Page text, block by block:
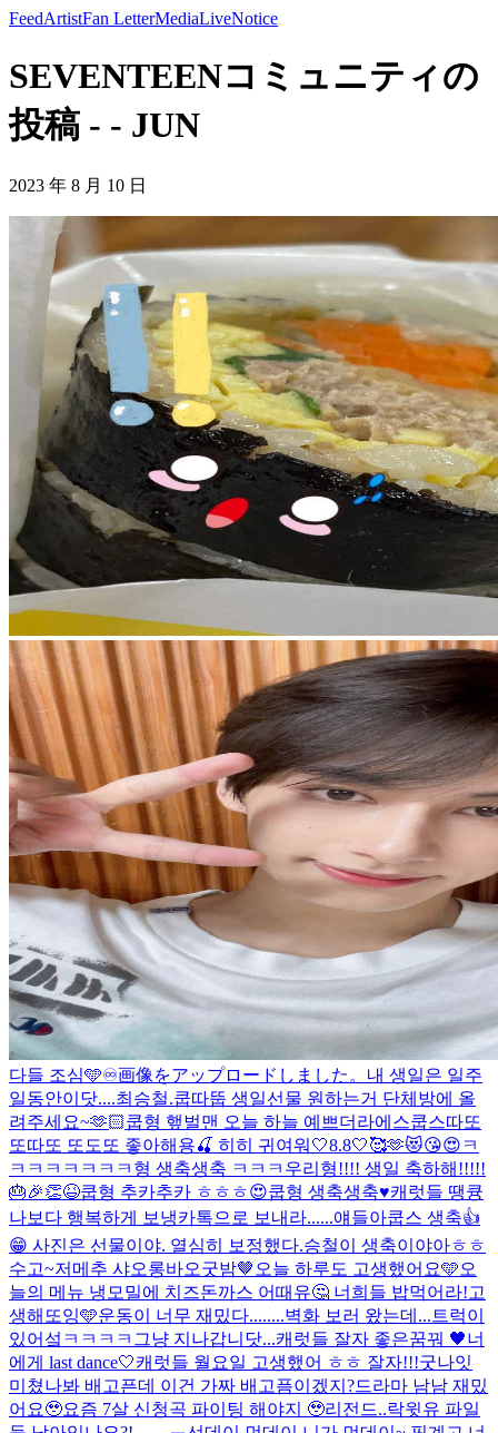
FeedArtistFan LetterMediaLiveNotice
SEVENTEENコミュニティの
投稿 - - JUN
2023 年 8 月 10 日
다들 조심🩵♾️画像をアップロードしました。 내 생일은 일주
일동안이닷....최승철.쿱따뚭 생일선물 원하는거 단체방에 올
려주세요~🫶🏻쿱형 햎벌맨 오늘 하늘 예쁘더라에스쿱스따또
또따또 또도또 좋아해용🍒 히히 귀여워 🤍8.8🤍🥰🫶😻😘😍 ㅋ
ㅋㅋㅋㅋㅋㅋㅋ형 생축생축 ㅋㅋㅋ 우리형!!!! 생일 축하해!!!!!
🎂🎉👏😆쿱형 추카추카 ㅎㅎㅎ😍쿱형 생축생축♥️캐럿들 땡큥
나보다 행복하게 보냉카톡으로 보내라......얘들아쿱스 생축👍
😁 사진은 선물이야. 열심히 보정했다.승철이 생축이야아ㅎㅎ
수고~저메추 샤오롱바오굿밤🤎 오늘 하루도 고생했어요🩵오
늘의 메뉴 냉모밀에 치즈돈까스 어때유🤔 너희들 밥먹어라!고
생해또잉🩵운동이 너무 재밌다........벽화 보러 왔는데...트럭이
있어섴ㅋㅋㅋㅋ그냥 지나갑니닷...캐럿들 잘자 좋은꿈꿔 🖤너
에게 last dance🤍캐럿들 월요일 고생했어 ㅎㅎ 잘자!!!굿나잇
미쳤나봐 배고픈데 이건 가짜 배고픔이겠지?드라마 남남 재밌
어요🥹요즘 7살 신청곡 파이팅 해야지 🥹리전드..락윗유 파일